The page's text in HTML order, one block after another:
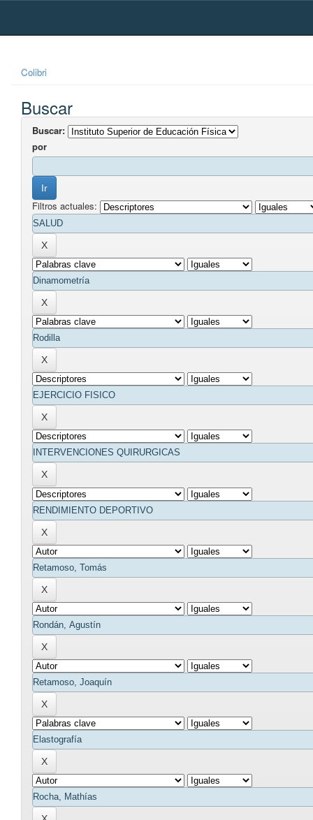
Skip
Colibri
Buscar
Buscar:
por
Filtros actuales: